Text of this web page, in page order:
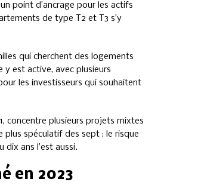
point d’ancrage pour les actifs
de type T2 et T3 s’y
qui cherchent des logements
y est active, avec plusieurs
les investisseurs qui souhaitent
concentre plusieurs projets mixtes
plus spéculatif des sept : le risque
ans l’est aussi.
en 2023